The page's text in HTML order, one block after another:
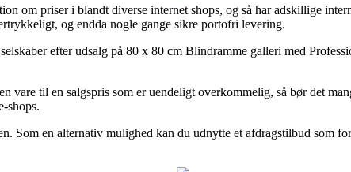
om priser i blandt diverse internet shops, og så har adskillige
og endda nogle gange sikre portofri levering.
efter udsalg på 80 x 80 cm Blindramme galleri med
vare til en salgspris som er uendeligt overkommelig, så bør det
shops.
Som en alternativ mulighed kan du udnytte et afdragstilbud som